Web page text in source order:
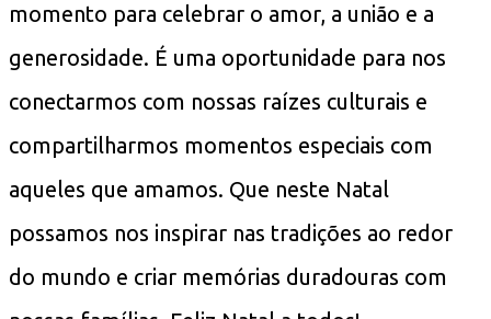
momento para celebrar o amor, a união e a
generosidade. É uma oportunidade para nos
conectarmos com nossas raízes culturais e
compartilharmos momentos especiais com
aqueles que amamos. Que neste Natal
possamos nos inspirar nas tradições ao redor
do mundo e criar memórias duradouras com